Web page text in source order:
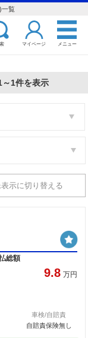
一覧
マイページ メニュー
1件を表示
示に切り替える
総額
9.8 万円
車検/自賠責
自賠責保険無し